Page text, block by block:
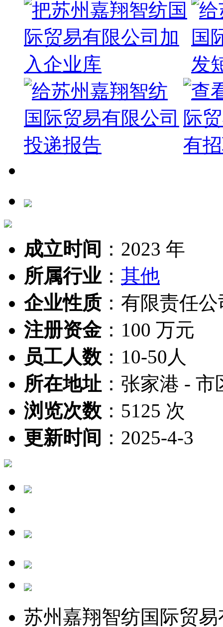
成立时间 ： 2023 年
所属行业： 其他
企业性质： 有限责任公
注册资金： 100 万元
员工人数 ： 10-50人
所在地址 ： 张家港 - 市
浏览次数 ： 5125 次
更新时间 ： 2025-4-3
苏州嘉翔智纺国际贸